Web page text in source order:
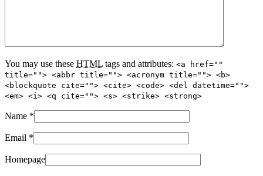
You may use these HTML tags and attributes: <a href=""
title=""> <abbr title=""> <acronym title=""> <b>
<blockquote cite=""> <cite> <code> <del datetime="">
<em> <i> <q cite=""> <s> <strike> <strong>
Name *
Email *
Homepage